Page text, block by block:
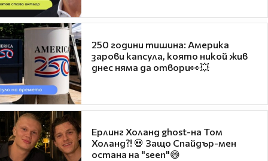
250 години тишина: Америка
зарови капсула, която никой жив
днес няма да отвори👀💥
Ерлинг Холанд ghost-на Том
Холанд?! 💀 Защо Спайдър-мен
остана на "seen"😅